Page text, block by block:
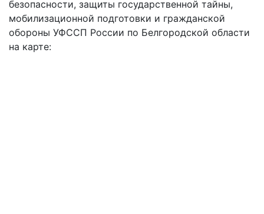
безопасности, защиты государственной тайны,
мобилизационной подготовки и гражданской
обороны УФССП России по Белгородской области
на карте: